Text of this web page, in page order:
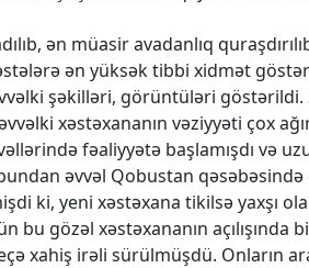
ən müasir avadanlıq
ən yüksək tibbi xidmət
şəkilləri, görüntüləri göstərildi.
xəstəxananın vəziyyəti çox
fəaliyyətə başlamışdı və
əvvəl Qobustan
ki, yeni xəstəxana tikilsə yaxşı
bu gözəl xəstəxananın
xahiş irəli sürülmüşdü. Onların